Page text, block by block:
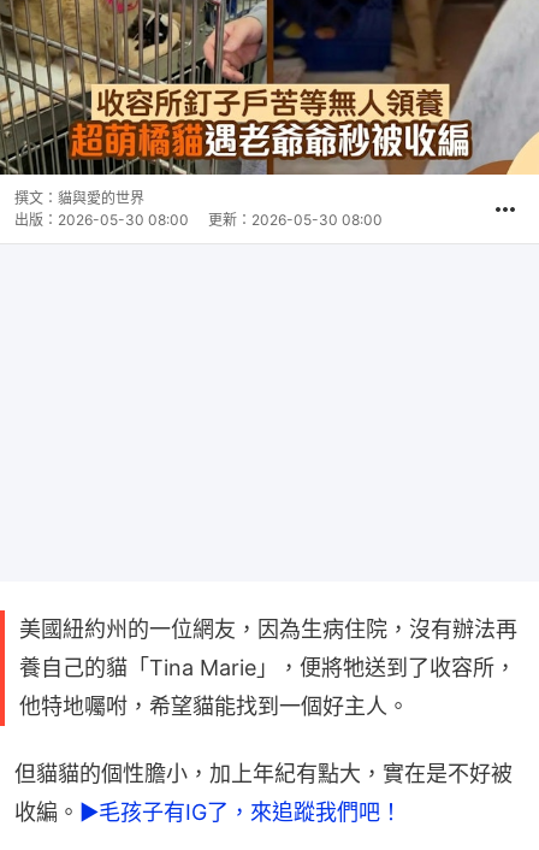
撰文： 貓與愛的世界
出版： 2026-05-30 08:00 更新： 2026-05-30 08:00
美國紐約州的一位網友，因為生病住院，沒有辦法再
養自己的貓「Tina Marie」，便將牠送到了收容所，
他特地囑咐，希望貓能找到一個好主人。
但貓貓的個性膽小，加上年紀有點大，實在是不好被
收編。 ►毛孩子有IG了，來追蹤我們吧！